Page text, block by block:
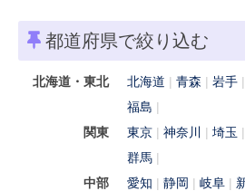
都道府県で絞り込む
北海道・東北 北海道 青森 岩手
福島
関東
東京 神奈川 埼玉
群馬
中部
愛知 静岡 岐阜